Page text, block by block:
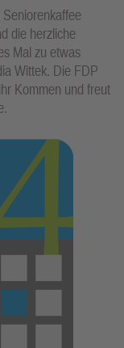
die herzliche
Mal zu etwas
Wittek. Die FDP
Kommen und freut